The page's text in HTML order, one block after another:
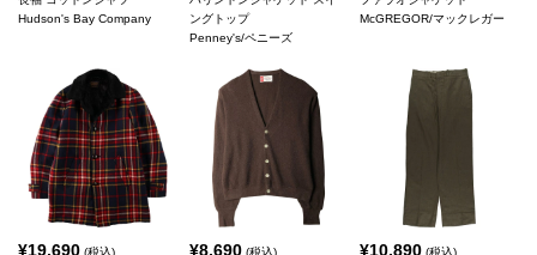
Hudson's Bay Company
ングトップ
Penney's/ペニーズ
McGREGOR/マックレガー
¥19,690 (税込) ¥8,690(税込) ¥10,890 (税込)